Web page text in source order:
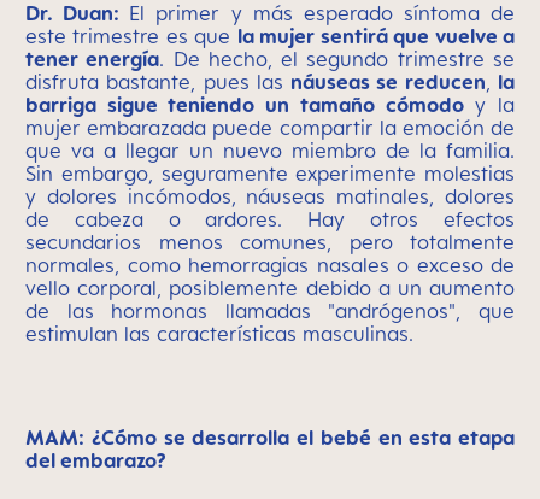
Dr. Duan: El primer y más esperado síntoma de
este trimestre es que la mujer sentirá que vuelve a
tener energía. De hecho, el segundo trimestre se
disfruta bastante, pues las náuseas se reducen, la
barriga sigue teniendo un tamaño cómodoy la
mujer embarazada puede compartir la emoción de
que va a llegar un nuevo miembro de la familia.
Sin embargo, seguramente experimente molestias
y dolores incómodos, náuseas matinales, dolores
de cabeza o ardores. Hay otros efectos
secundarios menos comunes, pero totalmente
normales, como hemorragias nasales o exceso de
vello corporal, posiblemente debido a un aumento
de las hormonas llamadas "andrógenos", que
estimulan las características masculinas.
MAM: ¿Cómo se desarrolla el bebé en esta etapa
del embarazo?